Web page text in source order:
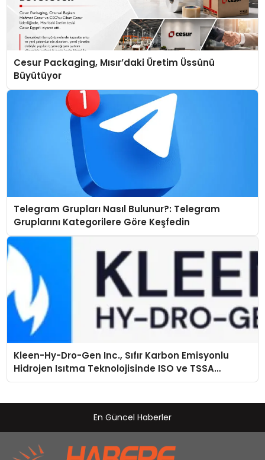
Cesur Packaging, Mısır’daki Üretim Üssünü
Büyütüyor
Telegram Grupları Nasıl Bulunur?: Telegram
Gruplarını Kategorilere Göre Keşfedin
Kleen-Hy-Dro-Gen Inc., Sıfır Karbon Emisyonlu
Hidrojen Isıtma Teknolojisinde ISO ve TSSA
Düzenleyici Onaylarını Aldı
En Güncel Haberler